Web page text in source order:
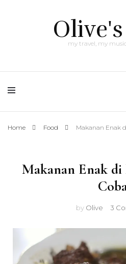
my travel, my
Home Food Makanan Enak
Makanan Enak
by Olive 3